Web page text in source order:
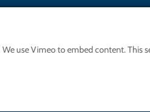
We use Vimeo to embed content. This